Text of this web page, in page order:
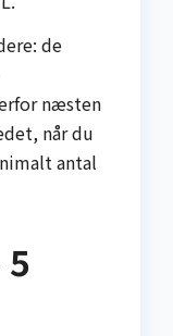
de
næsten
når du
antal